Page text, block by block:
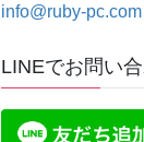
info@ruby-pc.com
LINEでお問い